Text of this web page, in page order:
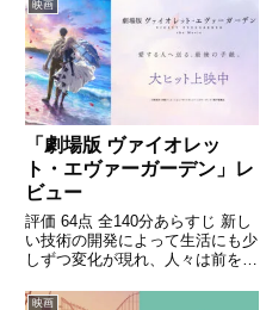
から声をかけられる。引用-
Wikipedia
映画
「劇場版 ヴァイオレッ
ト・エヴァーガーデン」レ
ビュー
評価 64点 全140分あらすじ 新し
い技術の開発によって生活にも少
しずつ変化が現れ、人々は前を向
映画